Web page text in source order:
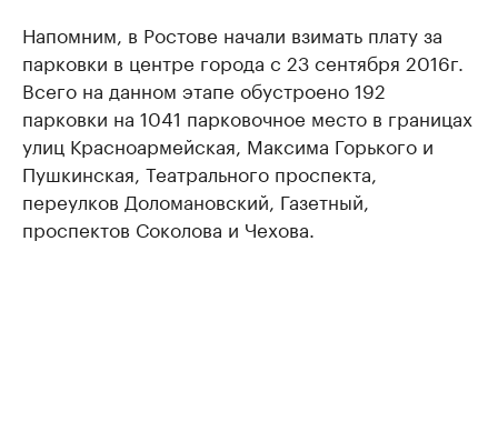
Напомним, в Ростове начали взимать плату за
парковки в центре города с 23 сентября 2016г.
Всего на данном этапе обустроено 192
парковки на 1041 парковочное место в границах
улиц Красноармейская, Максима Горького и
Пушкинская, Театрального проспекта,
переулков Доломановский, Газетный,
проспектов Соколова и Чехова.